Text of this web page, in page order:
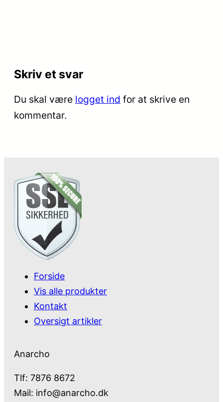
Skriv et svar
Du skal være logget ind for at skrive en
kommentar.
Forside
Vis alle produkter
Kontakt
Oversigt artikler
Anarcho
Tlf: 7876 8672
Mail: info@anarcho.dk